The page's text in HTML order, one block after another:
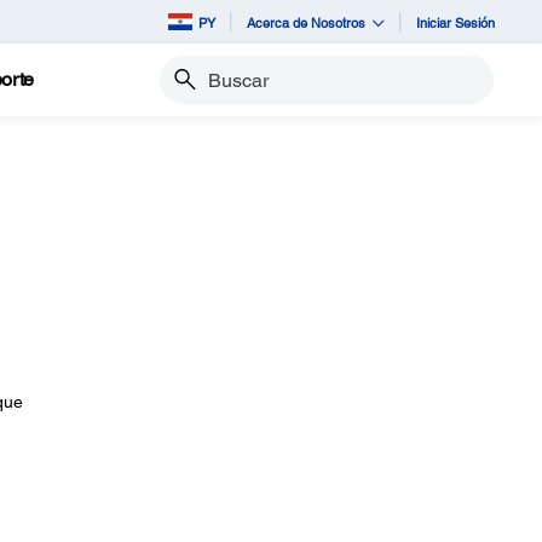
PY Acerca de Nosotros Iniciar Sesión
Buscar